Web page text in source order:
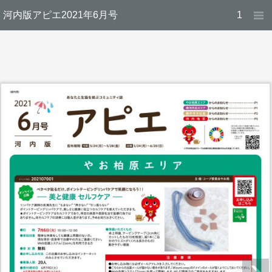
河内版アピエ2021年6月号 1